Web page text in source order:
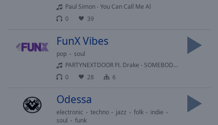
Opacity
Paul Simon - You Can Call Me Al
0
39
FunX Vibes
pop
soul
PARTYNEXTDOOR Ft. Drake - SOMEBODY LOVES ME
0
28 6
Odessa
electronic techno jazz folk
indie
soul
funk